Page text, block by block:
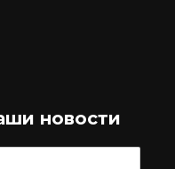
новости